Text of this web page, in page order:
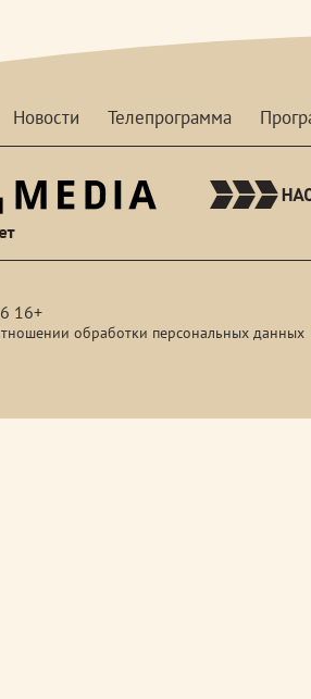
Новости Телепрограмма
16+
обработки персональных данных